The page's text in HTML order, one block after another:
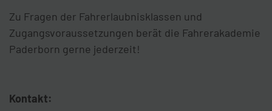
Zu Fragen der Fahrerlaubnisklassen und
Zugangsvoraussetzungen berät die Fahrerakademie
Paderborn gerne jederzeit!
Kontakt: